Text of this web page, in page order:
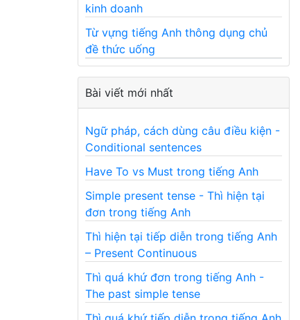
kinh doanh
Từ vựng tiếng Anh thông dụng chủ
đề thức uống
Bài viết mới nhất
Ngữ pháp, cách dùng câu điều kiện -
Conditional sentences
Have To vs Must trong tiếng Anh
Simple present tense - Thì hiện tại
đơn trong tiếng Anh
Thì hiện tại tiếp diễn trong tiếng Anh
– Present Continuous
Thì quá khứ đơn trong tiếng Anh -
The past simple tense